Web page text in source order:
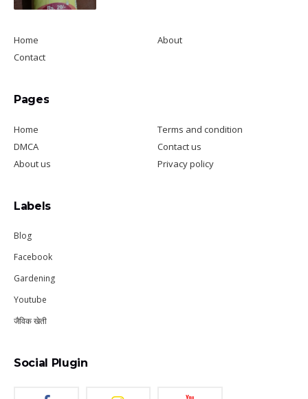
Home
About
Contact
Pages
Home
Terms and condition
DMCA
Contact us
About us
Privacy policy
Labels
Blog
Facebook
Gardening
Youtube
जैविक खेती
Social Plugin